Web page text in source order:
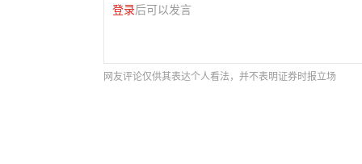
登录后可以发言
网友评论仅供其表达个人看法，并不表明证券时报立场